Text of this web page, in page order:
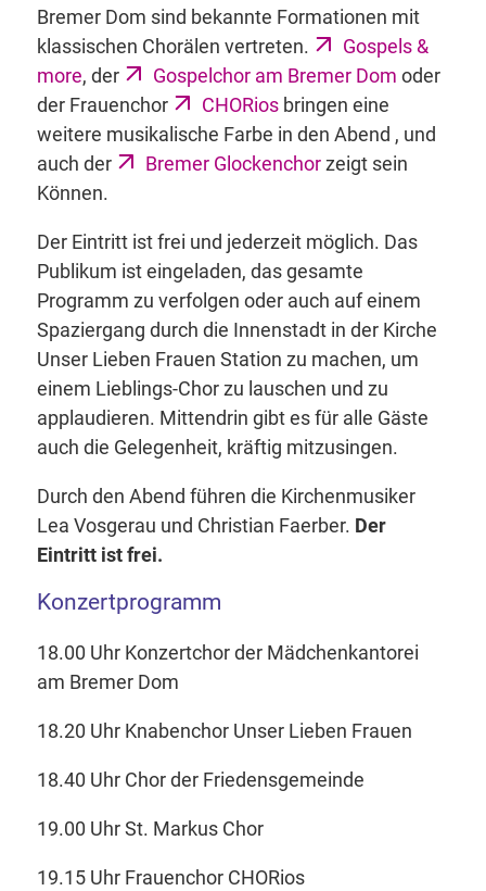
Bremer Dom sind bekannte Formationen mit
klassischen Chorälen vertreten.
Gospels &
more, der Gospelchor am Bremer Dom oder
der Frauenchor
CHORiosbringen eine
weitere musikalische Farbe in den Abend , und
auch der
Bremer Glockenchorzeigt sein
Können.
Der Eintritt ist frei und jederzeit möglich. Das
Publikum ist eingeladen, das gesamte
Programm zu verfolgen oder auch auf einem
Spaziergang durch die Innenstadt in der Kirche
Unser Lieben Frauen Station zu machen, um
einem Lieblings-Chor zu lauschen und zu
applaudieren. Mittendrin gibt es für alle Gäste
auch die Gelegenheit, kräftig mitzusingen.
Durch den Abend führen die Kirchenmusiker
Lea Vosgerau und Christian Faerber. Der
Eintritt ist frei.
Konzertprogramm
18.00 Uhr Konzertchor der Mädchenkantorei
am Bremer Dom
18.20 Uhr Knabenchor Unser Lieben Frauen
18.40 Uhr Chor der Friedensgemeinde
19.00 Uhr St. Markus Chor
19.15 Uhr Frauenchor CHORios